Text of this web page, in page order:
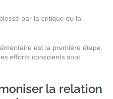
par la critique ou la
est la première étape.
efforts conscients sont
la relation